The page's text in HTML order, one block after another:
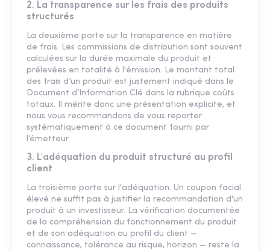
2. La transparence sur les frais des produits
structurés
La deuxième porte sur la transparence en matière
de frais. Les commissions de distribution sont souvent
calculées sur la durée maximale du produit et
prélevées en totalité à l'émission. Le montant total
des frais d’un produit est justement indiqué dans le
Document d’Information Clé dans la rubrique coûts
totaux. Il mérite donc une présentation explicite, et
nous vous recommandons de vous reporter
systématiquement à ce document fourni par
l’émetteur.
3. L'adéquation du produit structuré au profil
client
La troisième porte sur l'adéquation. Un coupon facial
élevé ne suffit pas à justifier la recommandation d'un
produit à un investisseur. La vérification documentée
de la compréhension du fonctionnement du produit
et de son adéquation au profil du client —
connaissance, tolérance au risque, horizon — reste la